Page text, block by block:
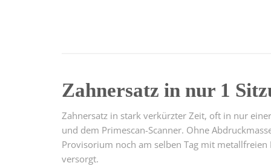
Zahnersatz in nur 1
Zahnersatz in stark verkürzter Zeit, oft in nur
und dem Primescan-Scanner. Ohne
Provisorium noch am selben Tag mit
versorgt.